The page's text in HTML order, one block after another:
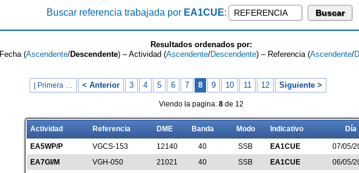
Buscar referencia trabajada por EA1CUE:
Resultados ordenados por:
Fecha (Ascendente/Descendente) – Actividad (Ascendente/Descendente) – Referencia (Ascendente/
| Primera … < Anterior 3 4 5 6 7 8 9 10 11 12 Siguiente >
Viendo la pagina: 8de 12
Actividad Referencia DME Banda Modo Indicativo Día
EA5WP/P VGCS-153 12140 40 SSB EA1CUE
07/05/
EA7GI/M
VGH-050 21021 40 SSB EA1CUE
06/05/